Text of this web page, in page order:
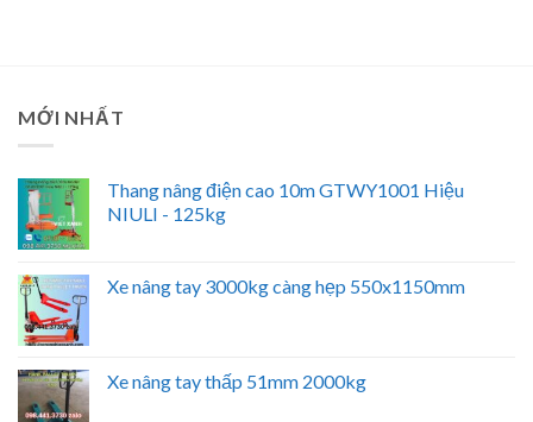
MỚI NHẤT
Thang nâng điện cao 10m GTWY1001 Hiệu
NIULI - 125kg
Xe nâng tay 3000kg càng hẹp 550x1150mm
Xe nâng tay thấp 51mm 2000kg